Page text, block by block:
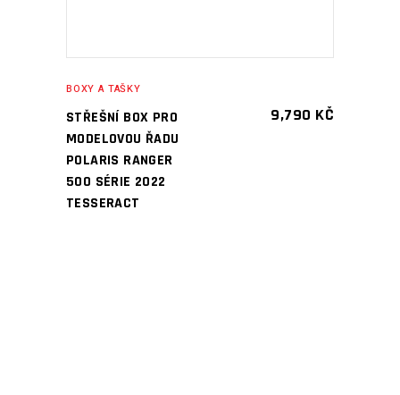
BOXY A TAŠKY
STŘEŠNÍ BOX PRO
MODELOVOU ŘADU
POLARIS RANGER
500 SÉRIE 2022
TESSERACT
9,790 KČ